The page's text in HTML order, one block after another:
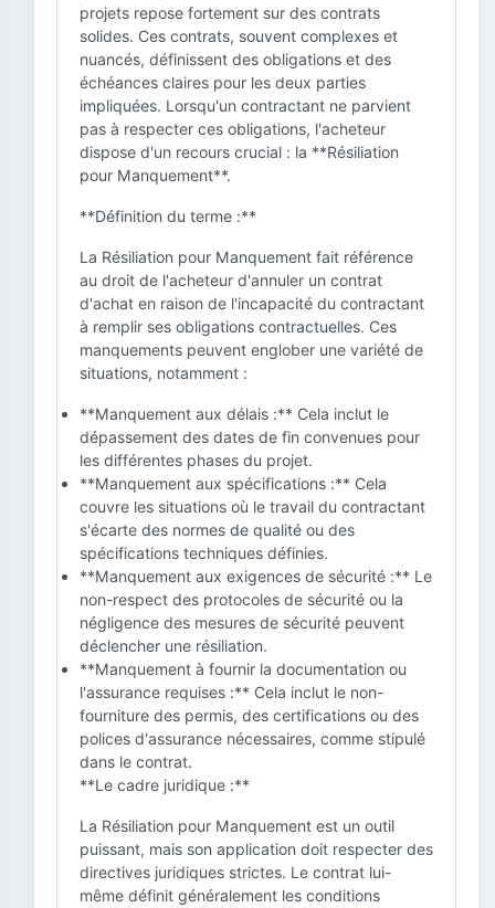
projets repose fortement sur des contrats
solides. Ces contrats, souvent complexes et
nuancés, définissent des obligations et des
échéances claires pour les deux parties
impliquées. Lorsqu'un contractant ne parvient
pas à respecter ces obligations, l'acheteur
dispose d'un recours crucial : la **Résiliation
pour Manquement**.
**Définition du terme :**
La Résiliation pour Manquement fait référence
au droit de l'acheteur d'annuler un contrat
d'achat en raison de l'incapacité du contractant
à remplir ses obligations contractuelles. Ces
manquements peuvent englober une variété de
situations, notamment :
**Manquement aux délais :** Cela inclut le
dépassement des dates de fin convenues pour
les différentes phases du projet.
**Manquement aux spécifications :** Cela
couvre les situations où le travail du contractant
s'écarte des normes de qualité ou des
spécifications techniques définies.
**Manquement aux exigences de sécurité :** Le
non-respect des protocoles de sécurité ou la
négligence des mesures de sécurité peuvent
déclencher une résiliation.
**Manquement à fournir la documentation ou
l'assurance requises :** Cela inclut le non-
fourniture des permis, des certifications ou des
polices d'assurance nécessaires, comme stipulé
dans le contrat.
**Le cadre juridique :**
La Résiliation pour Manquement est un outil
puissant, mais son application doit respecter des
directives juridiques strictes. Le contrat lui-
même définit généralement les conditions